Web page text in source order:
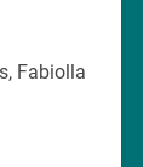
Fabiolla